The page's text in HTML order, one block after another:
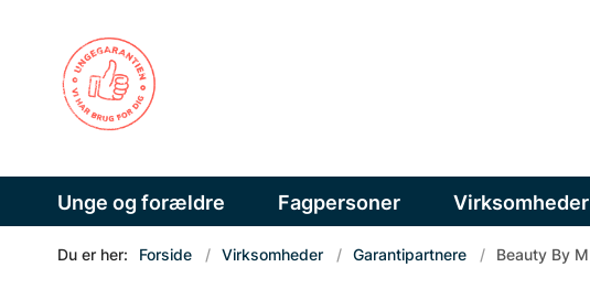
Unge og forældre Fagpersoner Virksomheder
Du er her: Forside Virksomheder Garantipartnere Beauty By M